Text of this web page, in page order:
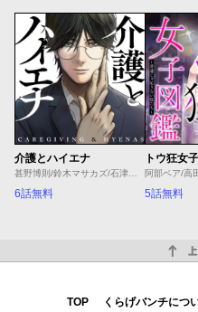
介護とハイエナ
6話無料
阿部ベア/高
5話無料
TOP くらげバンチにつ